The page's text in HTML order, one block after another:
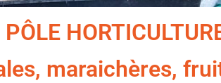
PÔLE
maraichères,